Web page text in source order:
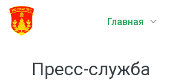
Главная
Пресс-служба